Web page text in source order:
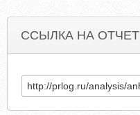
ССЫЛКА НА ОТЧЕТ